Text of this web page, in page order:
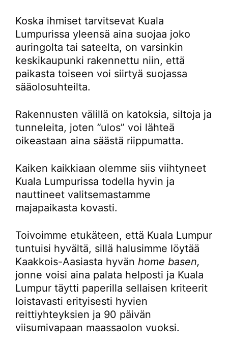
Koska ihmiset tarvitsevat Kuala
Lumpurissa yleensä aina suojaa joko
auringolta tai sateelta, on varsinkin
keskikaupunki rakennettu niin, että
paikasta toiseen voi siirtyä suojassa
sääolosuhteilta.
Rakennusten välillä on katoksia, siltoja ja
tunneleita, joten ”ulos” voi lähteä
oikeastaan aina säästä riippumatta.
Kaiken kaikkiaan olemme siis viihtyneet
Kuala Lumpurissa todella hyvin ja
nauttineet valitsemastamme
majapaikasta kovasti.
Toivoimme etukäteen, että Kuala Lumpur
tuntuisi hyvältä, sillä halusimme löytää
Kaakkois-Aasiasta hyvän home basen,
jonne voisi aina palata helposti ja Kuala
Lumpur täytti paperilla sellaisen kriteerit
loistavasti erityisesti hyvien
reittiyhteyksien ja 90 päivän
viisumivapaan maassaolon vuoksi.